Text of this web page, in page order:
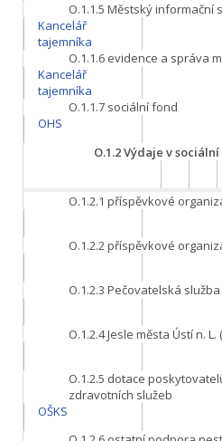
O.1.1.5 Městský informační
Kancelář
tajemníka
O.1.1.6 evidence a správa
Kancelář
tajemníka
O.1.1.7 sociální fond
OHS
O.1.2Výdaje v
O.1.2.1 příspěvkové
O.1.2.2příspěvkové
O.1.2.3 Pečovatelská služba
O.1.2.4Jesle města Ústí n. L.
O.1.2.5 dotace
zdravotních služeb
OŠKS